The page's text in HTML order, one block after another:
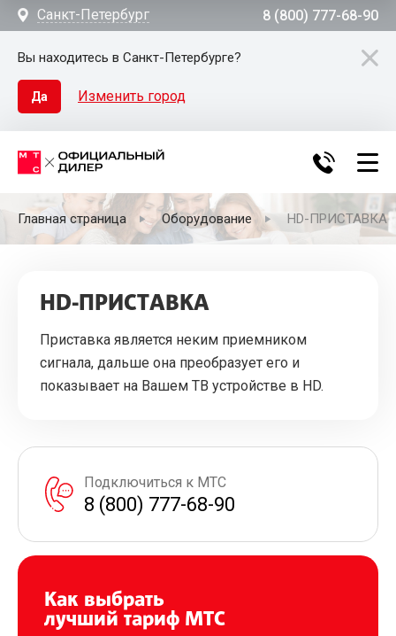
Санкт-Петербург 8 (800) 777-68-90
Вы находитесь в Санкт-Петербурге?
Да Изменить город
Главная страница Оборудование HD-ПРИСТАВКА
HD-ПРИСТАВКА
Приставка является неким приемником
сигнала, дальше она преобразует его и
показывает на Вашем ТВ устройстве в HD.
Подключиться к МТС
8 (800) 777-68-90
Как выбрать
лучший тариф МТС